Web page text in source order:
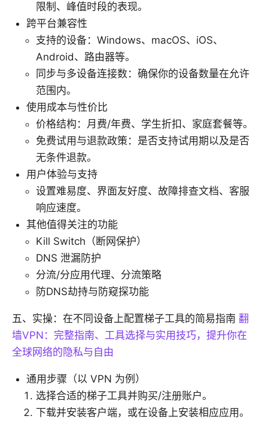
限制、峰值时段的表现。
跨平台兼容性
支持的设备：Windows、macOS、iOS、
Android、路由器等。
同步与多设备连接数：确保你的设备数量在允许
范围内。
使用成本与性价比
价格结构：月费/年费、学生折扣、家庭套餐等。
免费试用与退款政策：是否支持试用期以及是否
无条件退款。
用户体验与支持
设置难易度、界面友好度、故障排查文档、客服
响应速度。
其他值得关注的功能
Kill Switch（断网保护）
DNS 泄漏防护
分流/分应用代理、分流策略
防DNS劫持与防窥探功能
五、实操：在不同设备上配置梯子工具的简易指南 翻
墙VPN：完整指南、工具选择与实用技巧，提升你在
全球网络的隐私与自由
通用步骤（以 VPN 为例）
选择合适的梯子工具并购买/注册账户。
下载并安装客户端，或在设备上安装相应应用。